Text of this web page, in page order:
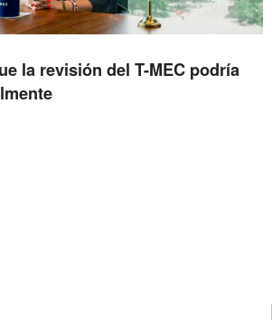
la revisión del T-MEC podría